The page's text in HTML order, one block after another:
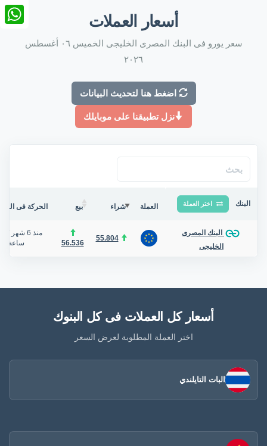
أسعار العملات
سعر يورو فى البنك المصرى الخليجى الخميس ٠٦ أغسطس
٢٠٢٦
اضغط هنا لتحديث البيانات
نزل تطبيقنا على موبايلك
البنك اختر العملة العملة شراء بيع الحركة فى
البنك المصرى
الخليجى
55.804
56.536
منذ 6 شهر
/
ساعة
أسعار كل العملات فى كل البنوك
اختر العملة المطلوبة لعرض السعر
البات التايلندي